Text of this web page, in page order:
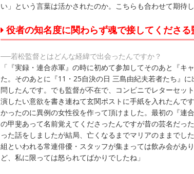
い」という言葉は活かされたのか。こちらも合わせて期待し
役者の知名度に関わらず魂で接してくださる
──若松監督とはどんな経緯で出会ったんですか？
「『実録・連合赤軍』の時に初めて参加してそのあと『キ
た。そのあとに『11・25自決の日 三島由紀夫若者たち』
問したんです。でも監督が不在で、コンビニでレターセッ
演したい意欲を書き連ねて玄関ポストに手紙を入れたんで
かったのに異例の女性役を作って頂けました。最初の『連
の甲斐あって名前覚えてくださったんですが昔の芸名だっ
った話をしましたが結局、亡くなるまでマリアのままでし
組といわれる常連俳優・スタッフが集まっては飲み会があ
ど、私に限っては怒られてばかりでしたね」